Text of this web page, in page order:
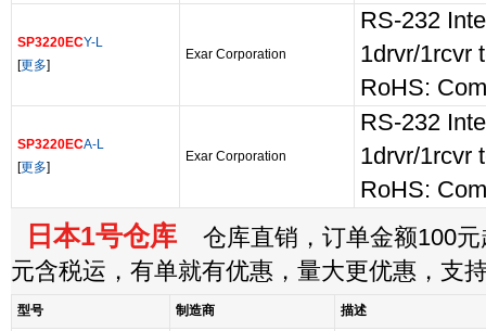
SP3220ECY-L
[更多]
Exar Corporation
RS-232
1drvr/1rcvr
RoHS:
SP3220ECA-L
[更多]
Exar Corporation
RS-232
1drvr/1rcvr
RoHS:
日本1号仓库 仓库直销，订单金额100元
元含税运，有单就有优惠，量大更优惠，支
型号 制造商 描述